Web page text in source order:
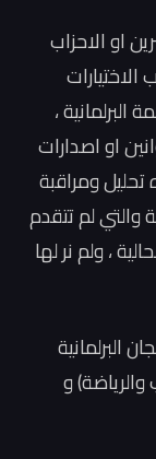
او الاحزاب
البرلمانية ،
او اصدارات
ومراقبة
والتي لم تتقدم
، ولم نر لها
البرلمانية
و